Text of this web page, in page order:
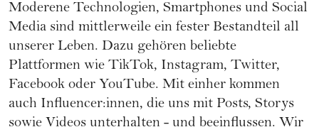
Moderene Technologien, Smartphones und Social
Media sind mittlerweile ein fester Bestandteil all
unserer Leben. Dazu gehören beliebte
Plattformen wie TikTok, Instagram, Twitter,
Facebook oder YouTube. Mit einher kommen
auch Influencer:innen, die uns mit Posts, Storys
sowie Videos unterhalten - und beeinflussen. Wir